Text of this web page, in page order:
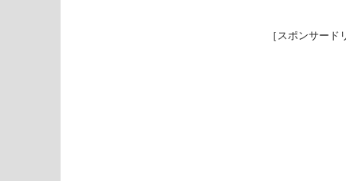
［スポンサード